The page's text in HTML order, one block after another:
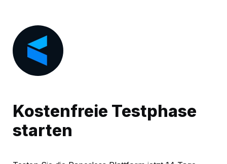
Kostenfreie Testphase
starten